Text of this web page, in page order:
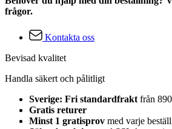
frågor.
Kontakta oss
Bevisad kvalitet
Handla säkert och pålitligt
Sverige: Fri standardfrakt från
Gratis returer
Minst 1 gratisprov med varje